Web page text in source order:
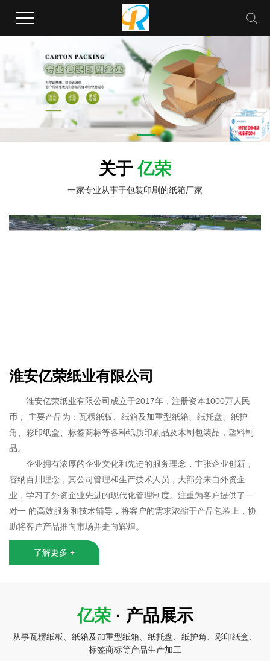
关于亿荣
一家专业从事于包装印刷的纸箱厂家
淮安亿荣纸业有限公司
淮安亿荣纸业有限公司成立于2017年，注册资本1000万人民
币， 主要产品为：瓦楞纸板、纸箱及加重型纸箱、纸托盘、纸护
角、彩印纸盒、标签商标等各种纸质印刷品及木制包装品，塑料制
品。
企业拥有浓厚的企业文化和先进的服务理念，主张企业创新，
容纳百川理念，其公司管理和生产技术人员，大部分来自外资企
业，学习了外资企业先进的现代化管理制度。注重为客户提供了一
对一 的高效服务和技术辅导，将客户的需求浓缩于产品包装上，协
助将客户产品推向市场并走向辉煌。
了解更多 +
亿荣 · 产品展示
从事瓦楞纸板、纸箱及加重型纸箱、纸托盘、纸护角、彩印纸盒、
标签商标等产品生产加工